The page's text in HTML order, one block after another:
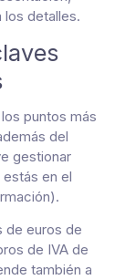
los detalles.
puntos más
del
gestionar
estás en el
de euros de
de IVA de
también a